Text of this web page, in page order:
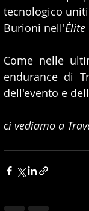
tecnologico
Burioni nell'Élite
Come nelle
endurance di
dell'evento e
ci vediamo a